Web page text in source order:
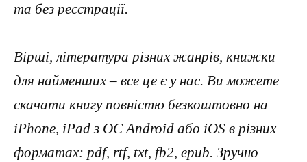
та без реєстрації.
Вірші, література різних жанрів, книжки
для найменших – все це є у нас. Ви можете
скачати книгу повністю безкоштовно на
iPhone, iPad з ОС Android або iOS в різних
форматах: pdf, rtf, txt, fb2, epub. Зручно